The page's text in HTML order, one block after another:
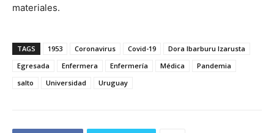
materiales.
TAGS 1953 Coronavirus Covid-19
Dora Ibarburu Izarusta
Egresada
Enfermera Enfermería Médica
Pandemia
salto
Universidad Uruguay